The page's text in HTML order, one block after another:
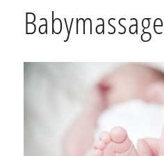
Babymassage